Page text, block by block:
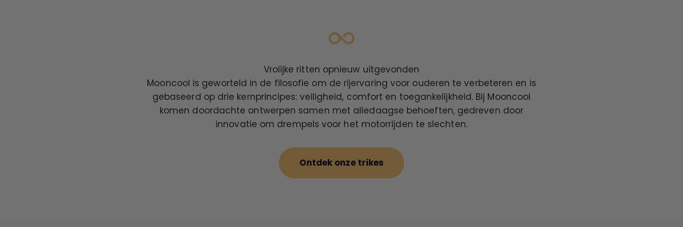
Vrolijke ritten opnieuw uitgevonden
Mooncool is geworteld in de filosofie om de rijervaring voor ouderen te verbeteren en is
gebaseerd op drie kernprincipes: veiligheid, comfort en toegankelijkheid. Bij Mooncool
komen doordachte ontwerpen samen met alledaagse behoeften, gedreven door
innovatie om drempels voor het motorrijden te slechten.
Ontdek onze trikes